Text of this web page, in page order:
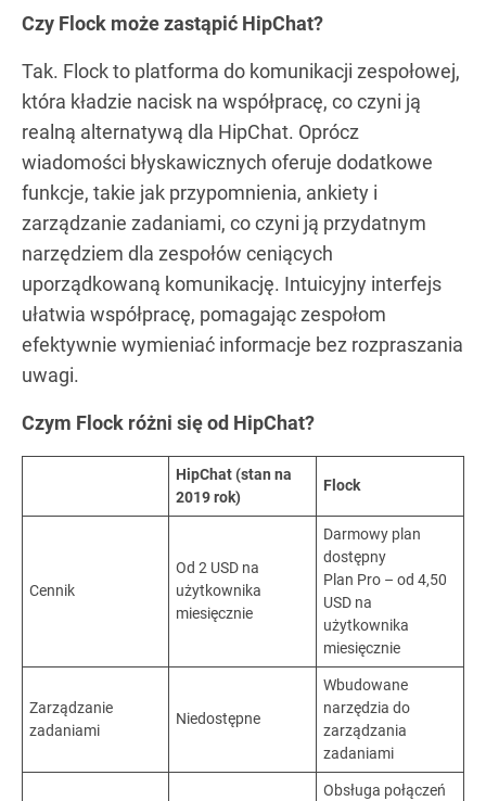
Czy Flock może zastąpić HipChat?
Tak. Flock to platforma do komunikacji zespołowej,
która kładzie nacisk na współpracę, co czyni ją
realną alternatywą dla HipChat. Oprócz
wiadomości błyskawicznych oferuje dodatkowe
funkcje, takie jak przypomnienia, ankiety i
zarządzanie zadaniami, co czyni ją przydatnym
narzędziem dla zespołów ceniących
uporządkowaną komunikację. Intuicyjny interfejs
ułatwia współpracę, pomagając zespołom
efektywnie wymieniać informacje bez rozpraszania
uwagi.
Czym Flock różni się od HipChat?
HipChat (stan na
2019 rok)
Flock
Cennik
Od 2 USD na
użytkownika
miesięcznie
Darmowy plan
dostępny
Plan Pro – od 4,50
USD na
użytkownika
miesięcznie
Zarządzanie
zadaniami
Niedostępne
Wbudowane
narzędzia do
zarządzania
zadaniami
Obsługa połączeń